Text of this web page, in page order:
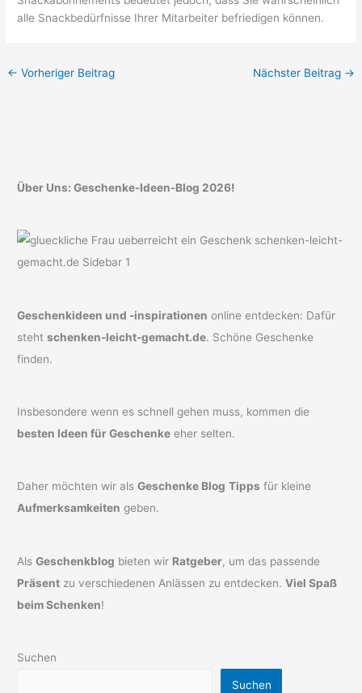
alle Snackbedürfnisse Ihrer Mitarbeiter befriedigen können.
← Vorheriger Beitrag Nächster Beitrag →
Über Uns: Geschenke-Ideen-Blog 2026!
Geschenkideen und -inspirationen online entdecken: Dafür
stehtschenken-leicht-gemacht.de. Schöne Geschenke
finden.
Insbesondere wenn es schnell gehen muss, kommen die
besten Ideen für Geschenke eher selten.
Daher möchten wir alsGeschenke Blog Tipps für kleine
Aufmerksamkeiten geben.
AlsGeschenkblog bieten wir Ratgeber, um das passende
Präsent zu verschiedenen Anlässen zu entdecken.Viel Spaß
beim Schenken!
Suchen
Suchen